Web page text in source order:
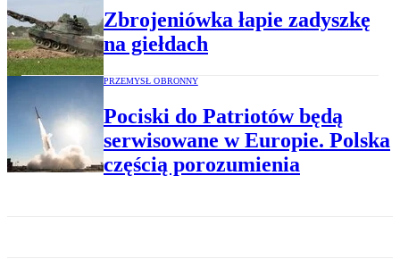
Zbrojeniówka łapie zadyszkę
na giełdach
PRZEMYSŁ OBRONNY
Pociski do Patriotów będą
serwisowane w Europie. Polska
częścią porozumienia